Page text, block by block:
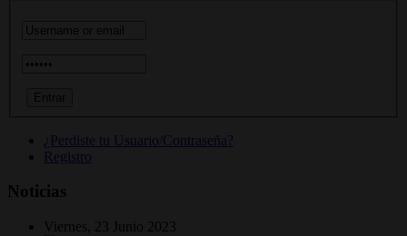
¿Perdiste tu Usuario/Contraseña?
Registro
Noticias
Viernes, 23 Junio 2023